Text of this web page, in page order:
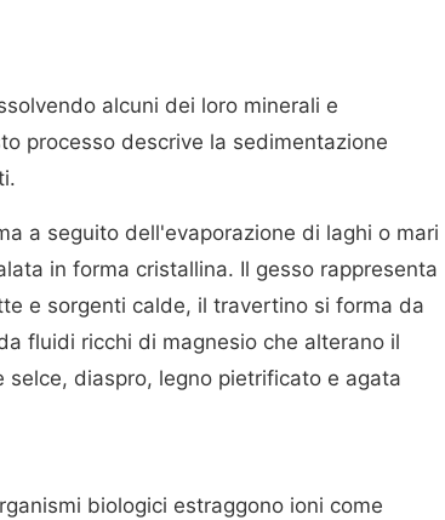
alcuni dei loro minerali e
processo descrive la sedimentazione
a seguito dell'evaporazione di laghi o mari
in forma cristallina. Il gesso rappresenta
e sorgenti calde, il travertino si forma da
fluidi ricchi di magnesio che alterano il
diaspro, legno pietrificato e agata
biologici estraggono ioni come